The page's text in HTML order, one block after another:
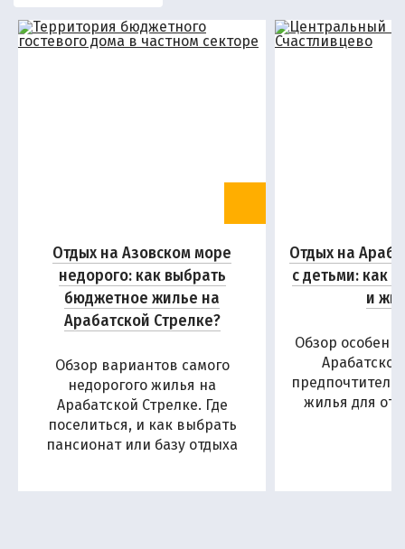
Отдых на Азовском море
недорого: как выбрать
бюджетное жилье на
Арабатской Стрелке?
Обзор вариантов самого
недорогого жилья на
Арабатской Стрелке. Где
поселиться, и как выбрать
пансионат или базу отдыха
Отдых на
с детьми: как
и
Обзор
жилья для